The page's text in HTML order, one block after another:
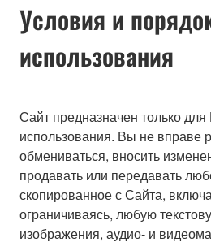
Условия и
использования
Сайт предназначен только
использования. Вы не вправе
обмениваться, вносить
продавать или передавать
скопированное с Сайта,
ограничиваясь, любую
изображения, аудио- и